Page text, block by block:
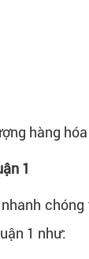
hàng
1
1 như: